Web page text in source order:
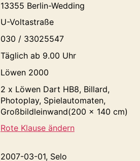
13355 Berlin-Wedding
U-Voltastraße
030 / 33025547
Täglich ab 9.00 Uhr
Löwen 2000
2 x Löwen Dart HB8, Billard,
Photoplay, Spielautomaten,
Großbildleinwand(200 x 140 cm)
Rote Klause ändern
2007-03-01, Selo